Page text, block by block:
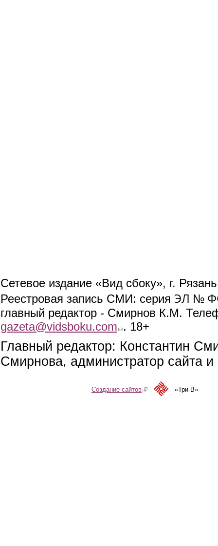
Сетевое издание «Вид сбоку», г.
Реестровая запись СМИ: серия ЭЛ №
главный редактор - Смирнов К.М.
gazeta@vidsboku.com (link sends e-mail)
. 18+
Главный редактор: Константин
Смирнова, администратор сайта
Создание сайтов(link is external)«Три-В»